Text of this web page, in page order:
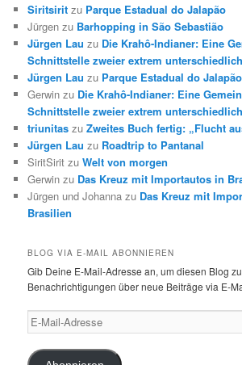
Siritsirit zu Parque Estadual do Jalapão
Jürgen zu Barhopping in São Sebastião
Jürgen Lau zu Die Krahô-Indianer: Eine
Schnittstelle zweier extrem
Jürgen Lau zu Parque Estadual do Jalapão
Gerwin zu Die Krahô-Indianer: Eine
Schnittstelle zweier extrem
triunitas zuZweites Buch fertig: „Flucht
Jürgen Lau zu Roadtrip to Pantanal
SiritSirit zuWelt von morgen
Gerwin zu Das Kreuz mit Importautos in
Jürgen und Johanna zu Das Kreuz mit
Brasilien
BLOG VIA E-MAIL ABONNIEREN
Gib Deine E-Mail-Adresse an, um diesen Blog
Benachrichtigungen über neue Beiträge via E-
E-
Mail-
Adresse